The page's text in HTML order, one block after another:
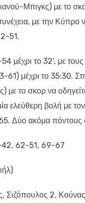
Μπιγκς) με το
με την Κύπρο
51.
μέχρι το 32’, με
61) μέχρι το 35:30.
με το σκορ να
ελεύθερη βολή με
Δύο ακόμα πόντους
62-51, 69-67
Σιζόπουλος 2,